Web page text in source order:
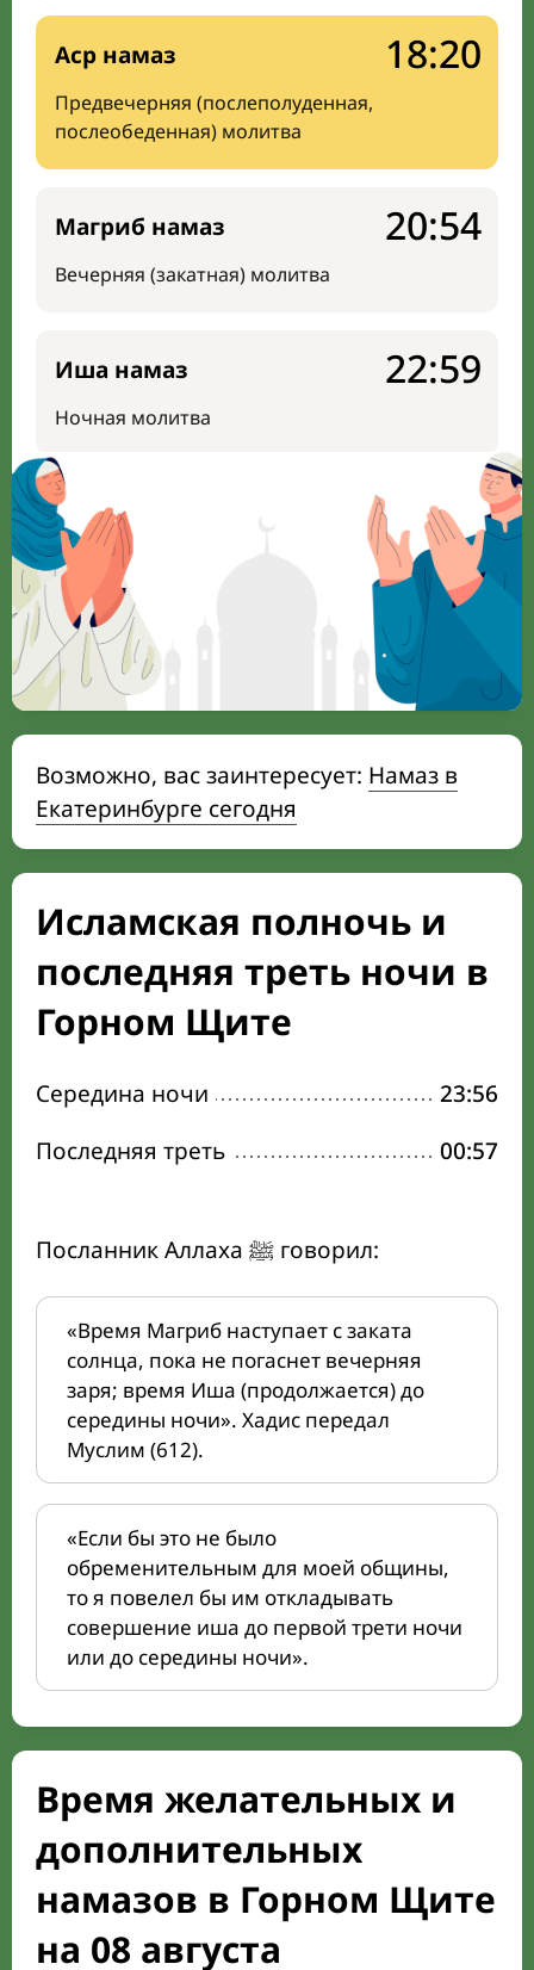
Аср намаз
Предвечерняя (послеполуденная,
послеобеденная) молитва
18:20
Магриб намаз
Вечерняя (закатная) молитва
20:54
Иша намаз
Ночная молитва
22:59
Возможно, вас заинтересует: Намаз в
Екатеринбурге сегодня
Исламская полночь и
последняя треть ночи в
Горном Щите
Середина ночи
23:56
Последняя треть
00:57
Посланник Аллаха ﷺ говорил:
«Время Магриб наступает с заката
солнца, пока не погаснет вечерняя
заря; время Иша (продолжается) до
середины ночи». Хадис передал
Муслим (612).
«Если бы это не было
обременительным для моей общины,
то я повелел бы им откладывать
совершение иша до первой трети ночи
или до середины ночи».
Время желательных и
дополнительных
намазов в Горном Щите
на 08 августа